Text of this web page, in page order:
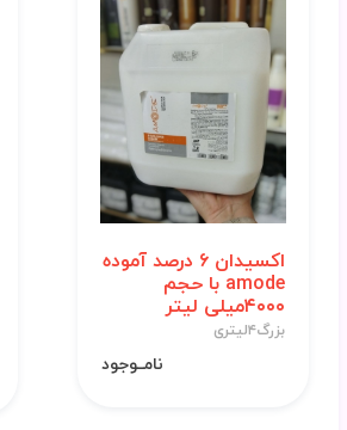
اکسیدان ۶ درصد آموده
amode با حجم
۴۰۰۰میلی لیتر
بزرگ۴لیتری
نامــوجود